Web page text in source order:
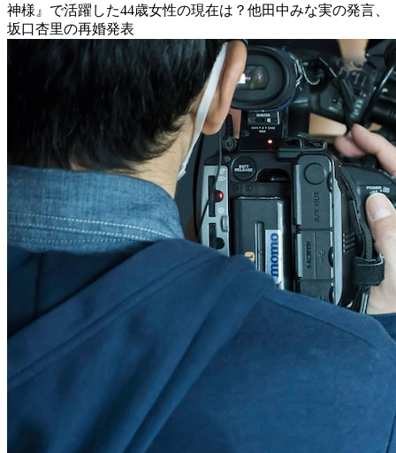
神様』で活躍した44歳女性の現在は？他田中みな実の発言、
坂口杏里の再婚発表